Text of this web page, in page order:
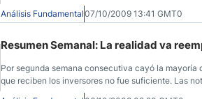
El escenario en el presente par no muestra
abrupta caída el par ha realizado movimientos
primer objetivo lo encontramos en 145.00
Análisis Fundamental07/10/2009 13:41 GMT0
Resumen Semanal: La realidad va
Por segunda semana consecutiva cayó la mayoría
que reciben los inversores no fue suficiente. Las
recuperación, al otro un estancamiento. Este